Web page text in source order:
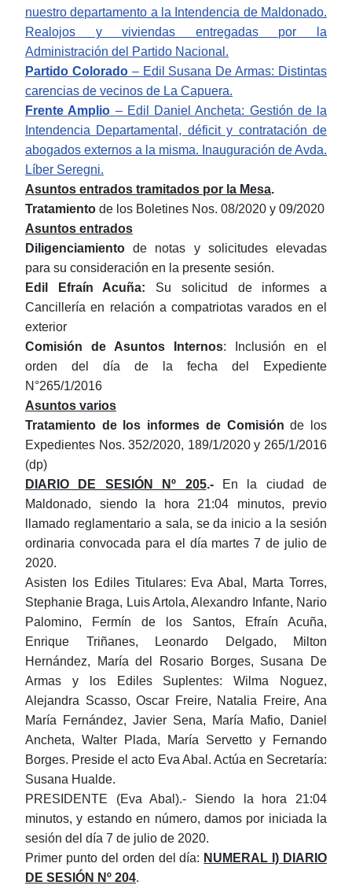
nuestro departamento a la Intendencia de Maldonado.
Realojos y viviendas entregadas por la
Administración del Partido Nacional.
Partido Colorado – Edil Susana De Armas: Distintas
carencias de vecinos de La Capuera.
Frente Amplio – Edil Daniel Ancheta: Gestión de la
Intendencia Departamental, déficit y contratación de
abogados externos a la misma. Inauguración de Avda.
Líber Seregni.
Asuntos entrados tramitados por la Mesa.
Tratamiento de los Boletines Nos. 08/2020 y 09/2020
Asuntos entrados
Diligenciamiento de notas y solicitudes elevadas
para su consideración en la presente sesión.
Edil Efraín Acuña: Su solicitud de informes a
Cancillería en relación a compatriotas varados en el
exterior
Comisión de Asuntos Internos: Inclusión en el
orden del día de la fecha del Expediente
N°265/1/2016
Asuntos varios
Tratamiento de los informes de Comisión de los
Expedientes Nos. 352/2020, 189/1/2020 y 265/1/2016
(dp)
DIARIO DE SESIÓN Nº 205.-En la ciudad de
Maldonado, siendo la hora 21:04
minutos, previo
llamado reglamentario a sala, se da inicio a la sesión
ordinaria convocada para el día martes 7 de julio de
2020.
Asisten los Ediles Titulares: Eva Abal, Marta Torres,
Stephanie Braga, Luis Artola, Alexandro Infante, Nario
Palomino, Fermín de los Santos, Efraín Acuña,
Enrique Triñanes, Leonardo Delgado, Milton
Hernández, María del Rosario Borges, Susana De
Armas y los Ediles Suplentes: Wilma Noguez,
Alejandra Scasso, Oscar Freire, Natalia Freire, Ana
María Fernández, Javier Sena, María Mafio, Daniel
Ancheta, Walter Plada,
María Servetto y Fernando
Borges. Preside el acto Eva Abal. Actúa en Secretaría:
Susana Hualde.
PRESIDENTE (Eva Abal).- Siendo la hora 21:04
minutos, y estando en número, damos por iniciada la
sesión del día 7 de julio de 2020.
Primer punto del orden del día: NUMERAL I) DIARIO
DE SESIÓN Nº 204.